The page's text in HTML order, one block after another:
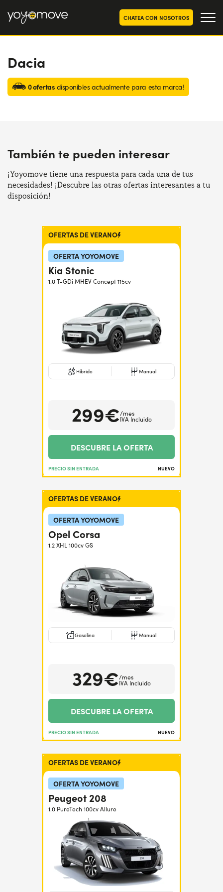
CHATEA CON NOSOTROS
OFERTAS RENTING COCHES
Particulares
Autónomos y Empresas
OFERTAS RENTING
SEGUNDA MANO
Nuestra historia
Trabaja con nosotros
CÓMO FUNCIONA
POR QUÉ CONVIENE
¿Necesitas ayuda?
Dacia
0 ofertas disponibles actualmente para esta marca!
También te pueden interesar
¡Yoyomove tiene una respuesta para cada una de tus
necesidades! ¡Descubre las otras ofertas interesantes a tu
disposición!
OFERTAS DE VERANO
OFERTA YOYOMOVE
Kia Stonic
1.0 T-GDi MHEV Concept 115cv
Híbrido Manual
299€/mes
IVA Incluido
DESCUBRE LA OFERTA
PRECIO SIN ENTRADA NUEVO
OFERTAS DE VERANO
OFERTA YOYOMOVE
Opel Corsa
1.2 XHL 100cv GS
Gasolina Manual
329€/mes
IVA Incluido
DESCUBRE LA OFERTA
PRECIO SIN ENTRADA NUEVO
OFERTAS DE VERANO
OFERTA YOYOMOVE
Peugeot 208
1.0 PureTech 100cv Allure